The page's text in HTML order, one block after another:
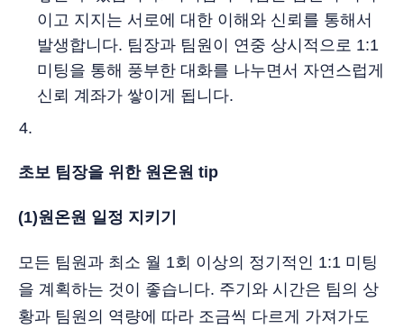
이고 지지는 서로에 대한 이해와 신뢰를 통해서
발생합니다. 팀장과 팀원이 연중 상시적으로 1:1
미팅을 통해 풍부한 대화를 나누면서 자연스럽게
신뢰 계좌가 쌓이게 됩니다.
초보 팀장을 위한 원온원 tip
(1)원온원 일정 지키기
모든 팀원과 최소 월 1회 이상의 정기적인 1:1 미팅
을 계획하는 것이 좋습니다. 주기와 시간은 팀의 상
황과 팀원의 역량에 따라 조금씩 다르게 가져가도